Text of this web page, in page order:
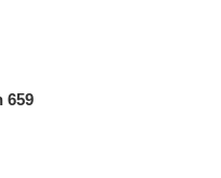
659